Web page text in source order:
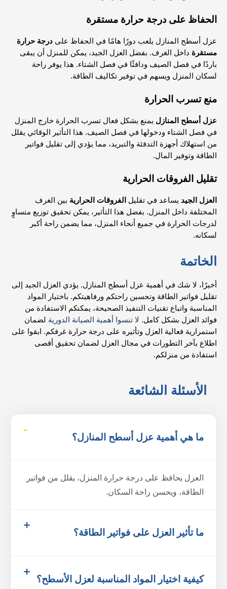
الحفاظ على درجة حرارة مستقرة
عزل أسطح المنازل يلعب دورًا هامًا في الحفاظ على درجة حرارة
مستقرة داخل الغرف. بفضل العزل الجيد، يمكن للمنزل أن يبقى
باردًا في فصل الصيف ودافئًا في فصل الشتاء. هذا يوفر راحة
لسكان المنزل ويسهم في توفير تكاليف الطاقة.
منع تسرب الحرارة
عزل أسطح المنازل يمنع بشكل فعال تسرب الحرارة خارج المنزل
في فصل الشتاء ودخولها في فصل الصيف. هذا التأثير الوقائي يقلل
من استهلاك أجهزة التدفئة والتبريد، مما يؤدي إلى تقليل فواتير
الطاقة وتوفير المال.
تقليل الفروقات الحرارية
العزل الجيد يساعد في تقليل الفروقات الحرارية بين الغرف
المختلفة داخل المنزل. بفضل هذا التأثير، يمكن تحقيق توزيع متساوٍ
لدرجات الحرارة في جميع أنحاء المنزل، مما يضمن راحة أكبر
لسكانه.
الخاتمة
أخيرًا، لا شك في أهمية عزل أسطح المنازل. يؤدي العزل الجيد إلى
تقليل فواتير الطاقة وتحسين راحتكم ورفاهيتكم. باختيار المواد
المناسبة واتباع تقنيات التنفيذ الصحيحة، يمكنكم الاستفادة من
فوائد العزل بشكل كامل. لا تنسوا أهمية الصيانة الدورية لضمان
استمرارية فعالية العزل وتأثيره على درجة حرارة غرفكم. ابقوا على
اطلاع بآخر التطورات في مجال العزل لضمان تحقيق أقصى
استفادة من منزلكم.
الأسئلة الشائعة
ما هي أهمية عزل أسطح المنازل؟
العزل يحافظ على درجة حرارة المنزل، يقلل من فواتير
الطاقة، ويحسن راحة السكان.
ما تأثير العزل على فواتير الطاقة؟
كيفية اختيار المواد المناسبة لعزل الأسطح؟